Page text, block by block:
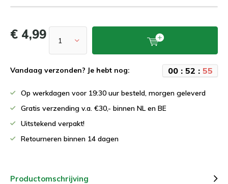
€ 4,99
Vandaag verzonden? Je hebt nog: 00: 52 : 55
Op werkdagen voor 19:30 uur besteld, morgen geleverd
Gratis verzending v.a. €30,- binnen NL en BE
Uitstekend verpakt!
Retourneren binnen 14 dagen
Productomschrijving